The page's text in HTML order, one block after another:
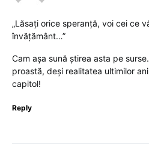
„Lăsați orice speranță, voi cei ce
învățământ…”
Cam așa sună știrea asta pe
proastă, deși realitatea ultimilor
capitol!
Reply